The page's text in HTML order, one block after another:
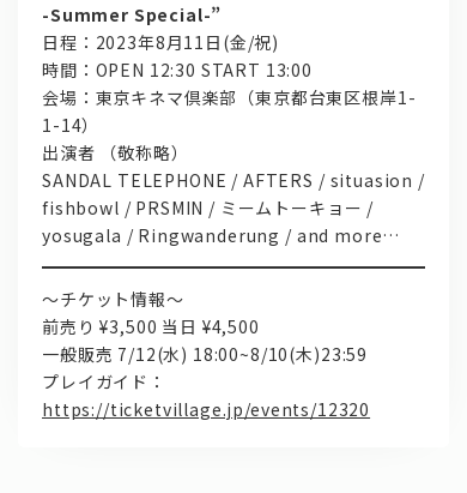
-Summer Special-”
日程：2023年8月11日(金/祝)
時間：OPEN 12:30 START 13:00
会場：東京キネマ倶楽部（東京都台東区根岸1-
1-14）
出演者 （敬称略）
SANDAL TELEPHONE / AFTERS / situasion /
fishbowl / PRSMIN / ミームトーキョー /
yosugala / Ringwanderung / and more…
～チケット情報～
前売り ¥3,500 当日 ¥4,500
一般販売 7/12(水) 18:00~8/10(木)23:59
プレイガイド：
https://ticketvillage.jp/events/12320